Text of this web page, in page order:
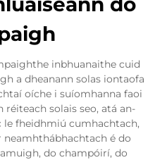
inbhuanaithe cuid
a dheanann solas iontaofa
oíche i suíomhanna faoi
solais seo, atá an-
le fheidhmiú cumhachtach,
é do
do champóirí, do